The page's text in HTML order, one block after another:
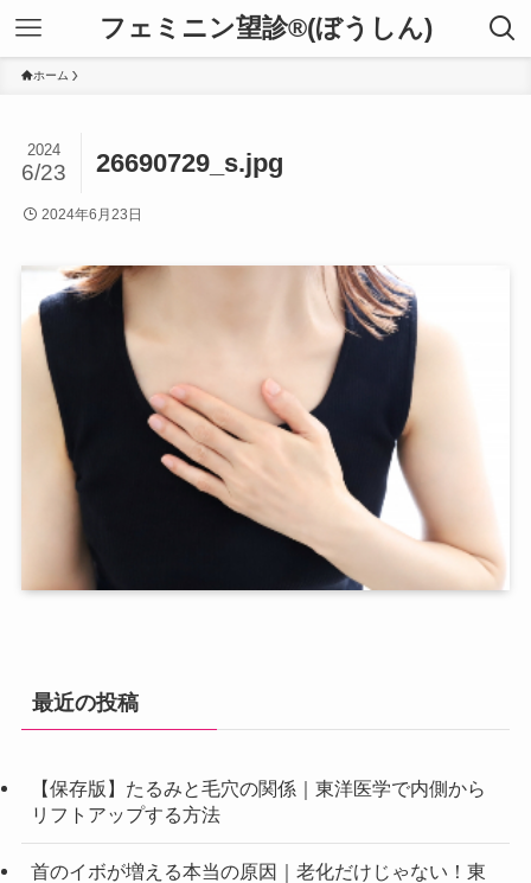
フェミニン望診®(ぼうしん)
ホーム
26690729_s.jpg
2024
6/23
2024年6月23日
最近の投稿
【保存版】たるみと毛穴の関係｜東洋医学で内側から
リフトアップする方法
首のイボが増える本当の原因｜老化だけじゃない！東